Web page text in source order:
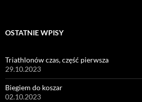
OSTATNIE WPISY
Triathlonów czas, część pierwsza
29.10.2023
Biegiem do koszar
02.10.2023